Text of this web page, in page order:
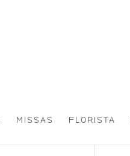
MISSAS FLORISTA